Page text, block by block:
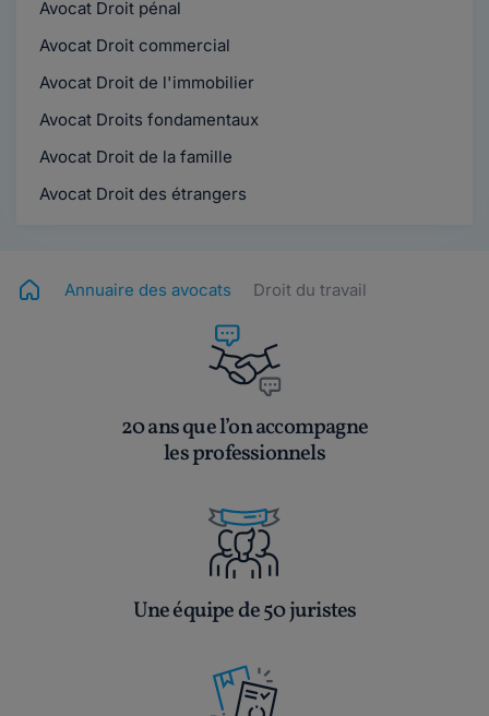
Avocat Droit pénal
Avocat Droit commercial
Avocat Droit de l'immobilier
Avocat Droits fondamentaux
Avocat Droit de la famille
Avocat Droit des étrangers
Annuaire des avocats Droit du travail
20 ans que l’on accompagne
les professionnels
Une équipe de 50 juristes